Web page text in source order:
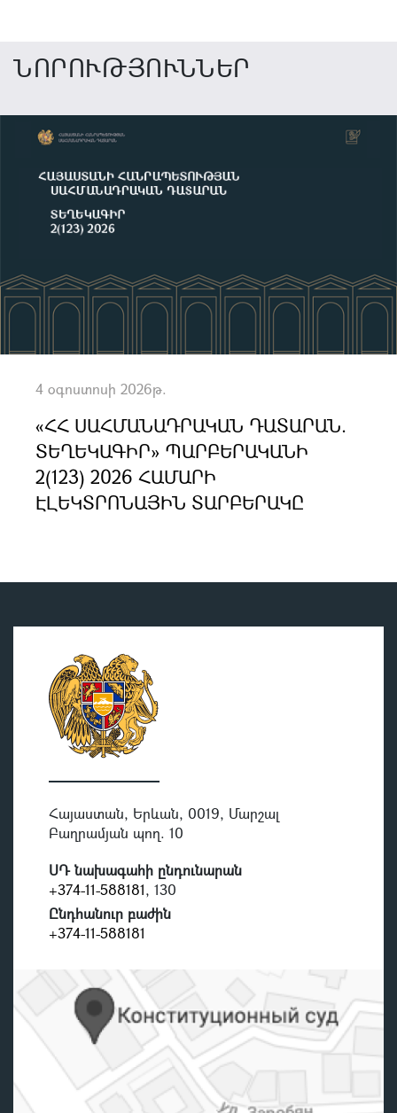
ՆՈՐՈՒԹՅՈՒՆՆԵՐ
4 օգոստոսի 2026թ.
«ՀՀ ՍԱՀՄԱՆԱԴՐԱԿԱՆ ԴԱՏԱՐԱՆ.
ՏԵՂԵԿԱԳԻՐ» ՊԱՐԲԵՐԱԿԱՆԻ
2(123) 2026 ՀԱՄԱՐԻ
ԷԼԵԿՏՐՈՆԱՅԻՆ ՏԱՐԲԵՐԱԿԸ
Հայաստան, Երևան, 0019, Մարշալ
Բաղրամյան պող. 10
ՍԴ նախագահի ընդունարան
+374-11-588181, 130
Ընդհանուր բաժին
+374-11-588181